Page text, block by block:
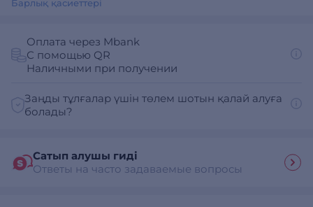
Барлық қасиеттері
Оплата через Mbank
С помощью QR
Наличными при получении
Заңды тұлғалар үшін төлем шотын қалай алуға
болады?
Сатып алушы гиді
Ответы на часто задаваемые вопросы